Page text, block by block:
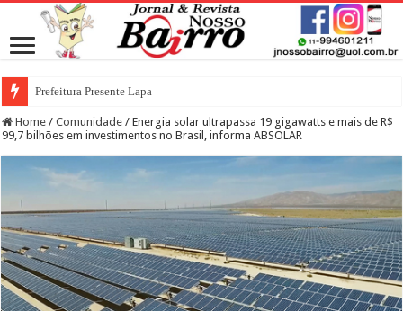
Prefeitura Presente Lapa
Home / Comunidade / Energia solar ultrapassa 19 gigawatts e mais de R$
99,7 bilhões em investimentos no Brasil, informa ABSOLAR